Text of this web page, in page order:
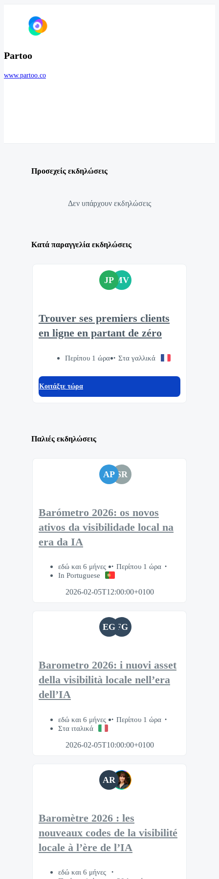
Partoo
www.partoo.co
Προσεχείς εκδηλώσεις
Δεν υπάρχουν εκδηλώσεις
Κατά παραγγελία εκδηλώσεις
JP MV
Trouver ses premiers clients
en ligne en partant de zéro
Περίπου 1 ώρα Στα γαλλικά
Κοιτάξτε τώρα
Παλιές εκδηλώσεις
AP SR
Barómetro 2026: os novos
ativos da visibilidade local na
era da IA
εδώ και 6 μήνες
Περίπου 1 ώρα
In Portuguese
2026-02-05T12:00:00+0100
EG FG
Barometro 2026: i nuovi asset
della visibilità locale nell’era
dell’IA
εδώ και 6 μήνες
Περίπου 1 ώρα
Στα ιταλικά
2026-02-05T10:00:00+0100
AR
Baromètre 2026 : les
nouveaux codes de la visibilité
locale à l’ère de l’IA
εδώ και 6 μήνες